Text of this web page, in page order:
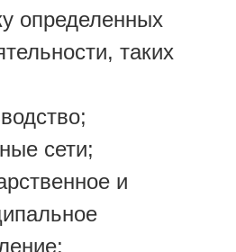
определенных
таких
сети;
и